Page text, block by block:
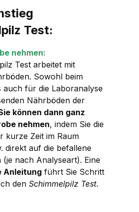
Test:
nehmen:
Test arbeitet mit
Sowohl beim
auch für die Laboranalyse
Nährböden der
können dann ganz
nehmen, indem Sie die
kurze Zeit im Raum
direkt auf die befallene
nach Analyseart). Eine
Anleitung führt Sie Schritt
den Schimmelpilz Test.